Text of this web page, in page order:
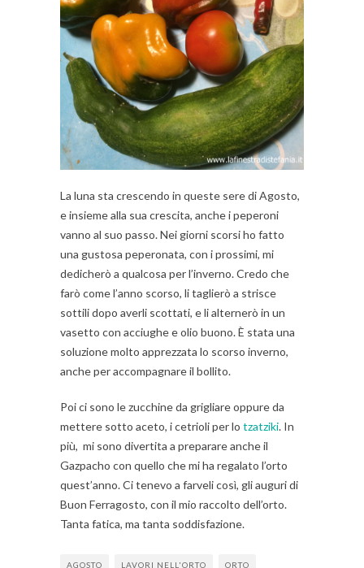
La luna sta crescendo in queste sere di Agosto,
e insieme alla sua crescita, anche i peperoni
vanno al suo passo. Nei giorni scorsi ho fatto
una gustosa peperonata, con i prossimi, mi
dedicherò a qualcosa per l’inverno. Credo che
farò come l’anno scorso, li taglierò a strisce
sottili dopo averli scottati, e li alternerò in un
vasetto con acciughe e olio buono. È stata una
soluzione molto apprezzata lo scorso inverno,
anche per accompagnare il bollito.
Poi ci sono le zucchine da grigliare oppure da
mettere sotto aceto, i cetrioli per lo tzatziki. In
più, mi sono divertita a preparare anche il
Gazpacho con quello che mi ha regalato l’orto
quest’anno. Ci tenevo a farveli così, gli auguri di
Buon Ferragosto, con il mio raccolto dell’orto.
Tanta fatica, ma tanta soddisfazione.
AGOSTO LAVORI NELL'ORTO ORTO